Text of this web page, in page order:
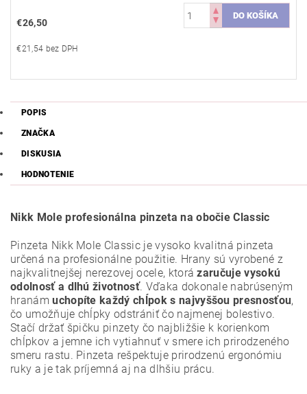
€26,50
€21,54 bez DPH
POPIS
ZNAČKA
DISKUSIA
HODNOTENIE
Nikk Mole profesionálna pinzeta na obočie Classic
Pinzeta Nikk Mole Classic je vysoko kvalitná pinzeta
určená na profesionálne použitie. Hrany sú vyrobené z
najkvalitnejšej nerezovej ocele, ktorázaručuje vysokú
odolnosť a dlhú životnosť. Vďaka dokonale nabrúseným
hranámuchopíte každý chĺpok s najvyššou presnosťou,
čo umožňuje chĺpky odstrániť čo najmenej bolestivo.
Stačí držať špičku pinzety čo najbližšie k korienkom
chĺpkov a jemne ich vytiahnuť v smere ich prirodzeného
smeru rastu. Pinzeta rešpektuje prirodzenú ergonómiu
ruky a je tak príjemná aj na dlhšiu prácu.